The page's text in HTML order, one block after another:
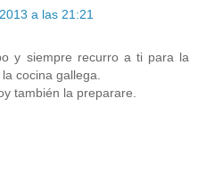
a las 21:21
y siempre recurro a ti para la
cocina gallega.
también la preparare.